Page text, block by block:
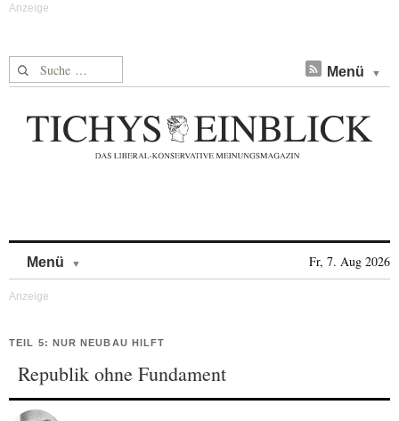
Suche nach: Menü
Menü Fr, 7. Aug 2026
TEIL 5: NUR NEUBAU HILFT
Republik ohne Fundament